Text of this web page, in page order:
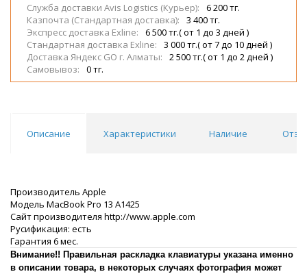
Служба доставки Avis Logistics (Курьер):
6 200 тг.
Казпочта (Стандартная доставка):
3 400 тг.
Экспресс доставка Exline:
6 500 тг.( от 1 до 3 дней )
Стандартная доставка Exline:
3 000 тг.( от 7 до 10 дней )
Доставка Яндекс GO г. Алматы:
2 500 тг.( от 1 до 2 дней )
Самовывоз:
0 тг.
Описание Характеристики Наличие
Производитель Apple
Модель MacBook Pro 13 A1425
Сайт производителя http://www.apple.com
Русификация: есть
Гарантия 6 мес.
Внимание!! Правильная раскладка клавиатуры указана именно
в описании товара, в некоторых случаях фотография может